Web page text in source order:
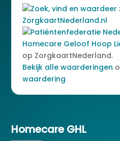
Homecare Geloof Hoop
op ZorgkaartNederland.
Bekijk alle waarderingen
waardering
Homecare GHL